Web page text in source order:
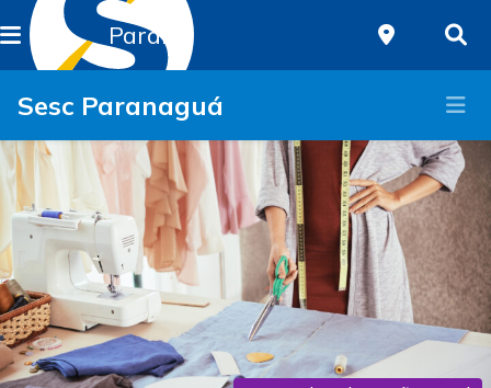
Paraná
Sesc Paranaguá